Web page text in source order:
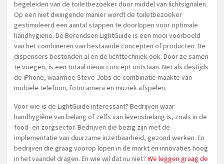
begeleiden van de toiletbezoeker door middel van lichtsignalen.
Op een niet dwingende manier wordt de toiletbezoeker
gestimuleerd een aantal stappen te doorlopen voor optimale
handhygiëne. De Berendsen LightGuide is een mooi voorbeeld
van het combineren van bestaande concepten of producten. De
dispensers bestonden al en de lichttechniek ook. Door ze samen
te voegen, is een totaal nieuw concept ontstaan. Net als destijds
de iPhone, waarmee Steve Jobs de combinatie maakte van
mobiele telefoon, fotocamera en muziek afspelen.
Voor wie is de LightGuide interessant? Bedrijven waar
handhygiëne van belang of zelfs van levensbelang is, zoals in de
food- en zorgsector. Bedrijven die bezig zijn met de
implementatie van duurzame inzetbaarheid, gezond werken. En
bedrijven die graag voorop lopen in de markt en innovaties hoog
in het vaandel dragen. En wie wil dat nu niet? We leggen graag de